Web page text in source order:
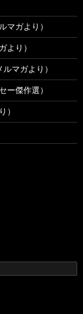
マガより）
より）
マガより）
ー傑作選）
）